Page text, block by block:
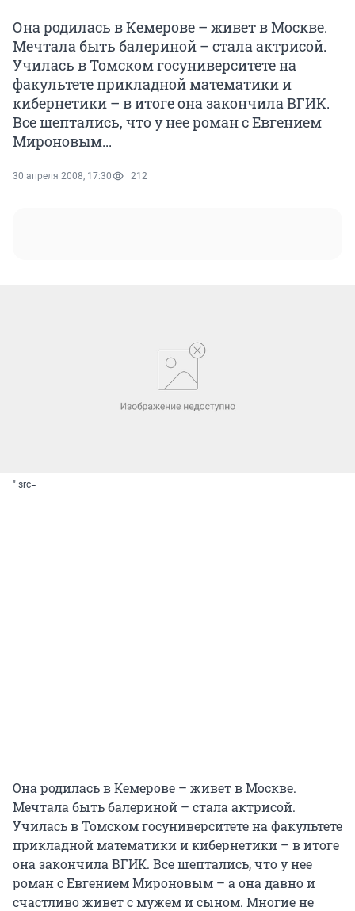
Она родилась в Кемерове – живет в Москве.
Мечтала быть балериной – стала актрисой.
Училась в Томском госуниверситете на
факультете прикладной математики и
кибернетики – в итоге она закончила ВГИК.
Все шептались, что у нее роман с Евгением
Мироновым...
30 апреля 2008, 17:30 212
" src=
Она родилась в Кемерове – живет в Москве.
Мечтала быть балериной – стала актрисой.
Училась в Томском госуниверситете на факультете
прикладной математики и кибернетики – в итоге
она закончила ВГИК. Все шептались, что у нее
роман с Евгением Мироновым – а она давно и
счастливо живет с мужем и сыном. Многие не